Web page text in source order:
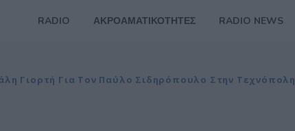
RADIO ΑΚΡΟΑΜΑΤΙΚΟΤΗΤΕΣ RADIO NEWS
Γιορτή Για Τον Παύλο Σιδηρόπουλο Στην Τεχνόπολη